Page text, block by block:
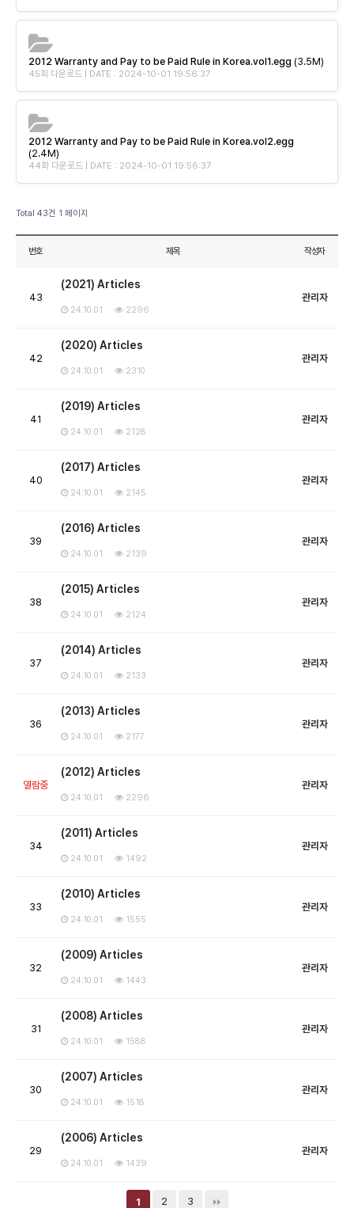
2012 Warranty and Pay to be Paid Rule in Korea.vol1.egg (3.5M)
45회 다운로드 | DATE : 2024-10-01 19:56:37
2012 Warranty and Pay to be Paid Rule in Korea.vol2.egg
(2.4M)
44회 다운로드 | DATE : 2024-10-01 19:56:37
Total 43건 1 페이지
번호 제목 작성자
43
(2021) Articles
24.10.01 2296
관리자
42
(2020) Articles
24.10.01 2310
관리자
41
(2019) Articles
24.10.01 2128
관리자
40
(2017) Articles
24.10.01 2145
관리자
39
(2016) Articles
24.10.01 2139
관리자
38
(2015) Articles
24.10.01 2124
관리자
37
(2014) Articles
24.10.01 2133
관리자
36
(2013) Articles
24.10.01 2177
관리자
열람중
(2012) Articles
24.10.01 2296
관리자
34
(2011) Articles
24.10.01 1492
관리자
33
(2010) Articles
24.10.01 1555
관리자
32
(2009) Articles
24.10.01 1443
관리자
31
(2008) Articles
24.10.01 1588
관리자
30
(2007) Articles
24.10.01 1518
관리자
29
(2006) Articles
24.10.01 1439
관리자
1 2 3